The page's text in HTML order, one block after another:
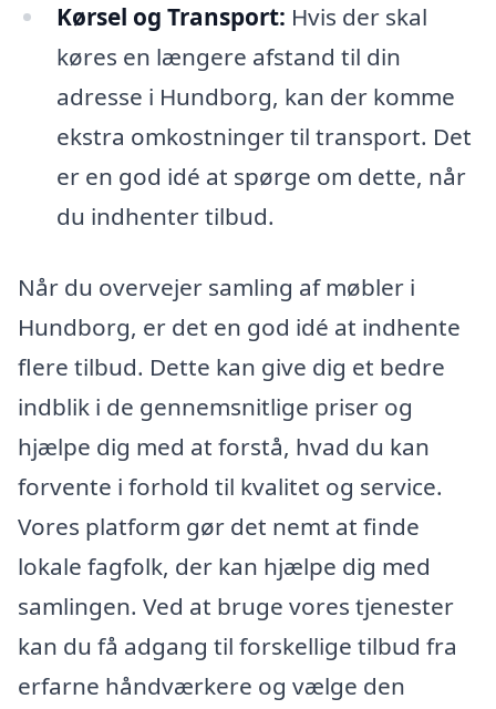
Kørsel og Transport: Hvis der skal
køres en længere afstand til din
adresse i Hundborg, kan der komme
ekstra omkostninger til transport. Det
er en god idé at spørge om dette, når
du indhenter tilbud.
Når du overvejer samling af møbler i
Hundborg, er det en god idé at indhente
flere tilbud. Dette kan give dig et bedre
indblik i de gennemsnitlige priser og
hjælpe dig med at forstå, hvad du kan
forvente i forhold til kvalitet og service.
Vores platform gør det nemt at finde
lokale fagfolk, der kan hjælpe dig med
samlingen. Ved at bruge vores tjenester
kan du få adgang til forskellige tilbud fra
erfarne håndværkere og vælge den